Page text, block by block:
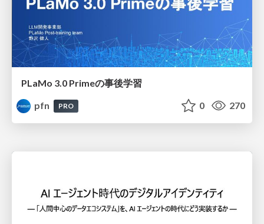
PLaMo 3.0 Primeの事後学習
pfn
PRO 0 270